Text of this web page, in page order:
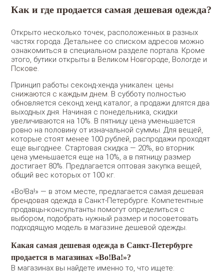
Как и где продается самая дешевая одежда?
Открыто несколько точек, расположенных в разных
частях города. Детальнее со списком адресов можно
ознакомиться в специальном разделе портала. Кроме
этого, бутики открыты в Великом Новгороде , Вологде и
Пскове
Принцип работы секонд-хенда уникален: цены
снижаются с каждым днем . В субботу полностью
обновляется секонд хенд каталог, а продажи длятся два
выходных дня. Начиная с понедельника, скидки
увеличиваются на 10%. В пятницу цена уменьшается
ровно на половину от изначальной суммы. Для вещей,
которые стоят менее 100 рублей, распродажи проходят
еще выгоднее. Стартовая скидка — 20%, во вторник
цена уменьшается еще на 10%, а в пятницу размер
достигает 80%. Предлагается оптовая закупка вещей,
общий вес которых от 100 кг.
«Во!Ва!» — в этом месте, предлагается самая дешевая
брендовая одежда в Санкт-Петербурге. Компетентные
продавцы-консультанты помогут определиться с
выбором, подобрать нужный размер и посоветовать
подходящую модель в магазине дешевой одежды.
Какая самая дешевая одежда в Санкт-Петербурге
продается в магазинах «Во!Ва!»?
В магазинах вы найдете именно то, что ищете: